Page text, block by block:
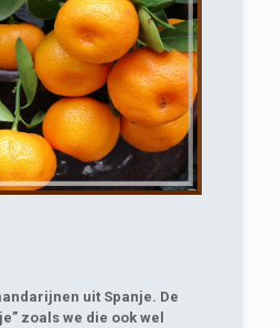
uit Spanje. De
zoals we die ook wel